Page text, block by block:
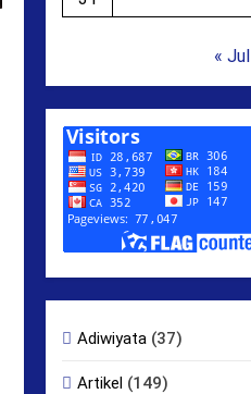
« Jul
Adiwiyata (37)
Artikel (149)